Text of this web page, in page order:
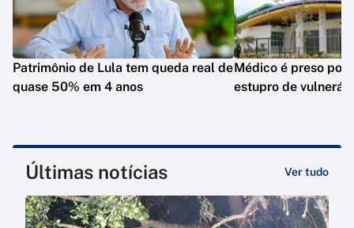
Patrimônio de Lula tem queda real de
quase 50% em 4 anos
Médico é preso por
estupro de
Últimas notícias Ver tudo